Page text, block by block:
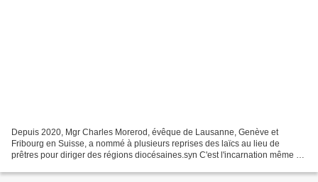
Depuis 2020, Mgr Charles Morerod, évêque de Lausanne, Genève et
Fribourg en Suisse, a nommé à plusieurs reprises des laïcs au lieu de
prêtres pour diriger des régions diocésaines.syn C'est l'incarnation même de